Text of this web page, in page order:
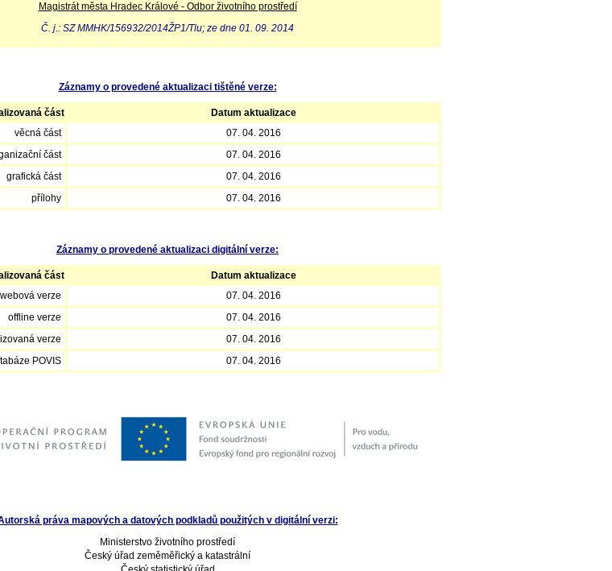
Magistrát města Hradec Králové - Odbor životního prostředí
Č. j.: SZ MMHK/156932/2014ŽP1/Tlu; ze dne 01. 09. 2014
Záznamy o provedené aktualizaci tištěné verze:
část
Datum aktualizace
věcná část
07. 04. 2016
část
07. 04. 2016
grafická část
07. 04. 2016
přílohy
07. 04. 2016
Záznamy o provedené aktualizaci digitální verze:
část
Datum aktualizace
webová verze
07. 04. 2016
offline verze
07. 04. 2016
verze
07. 04. 2016
POVIS
07. 04. 2016
práva mapových a datových podkladů použitých v digitální verzi:
Ministerstvo životního prostředí
Český úřad zeměměřický a katastrální